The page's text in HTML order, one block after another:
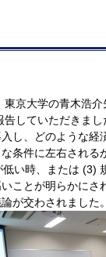
京大学の青木浩
告していただきまし
し、どのような
条件に左右され
い時、または (3)
ことが明らかにさ
が交わされました